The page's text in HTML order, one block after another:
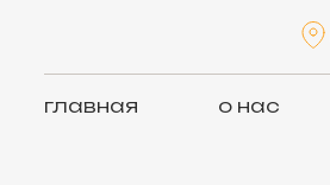
главная о нас